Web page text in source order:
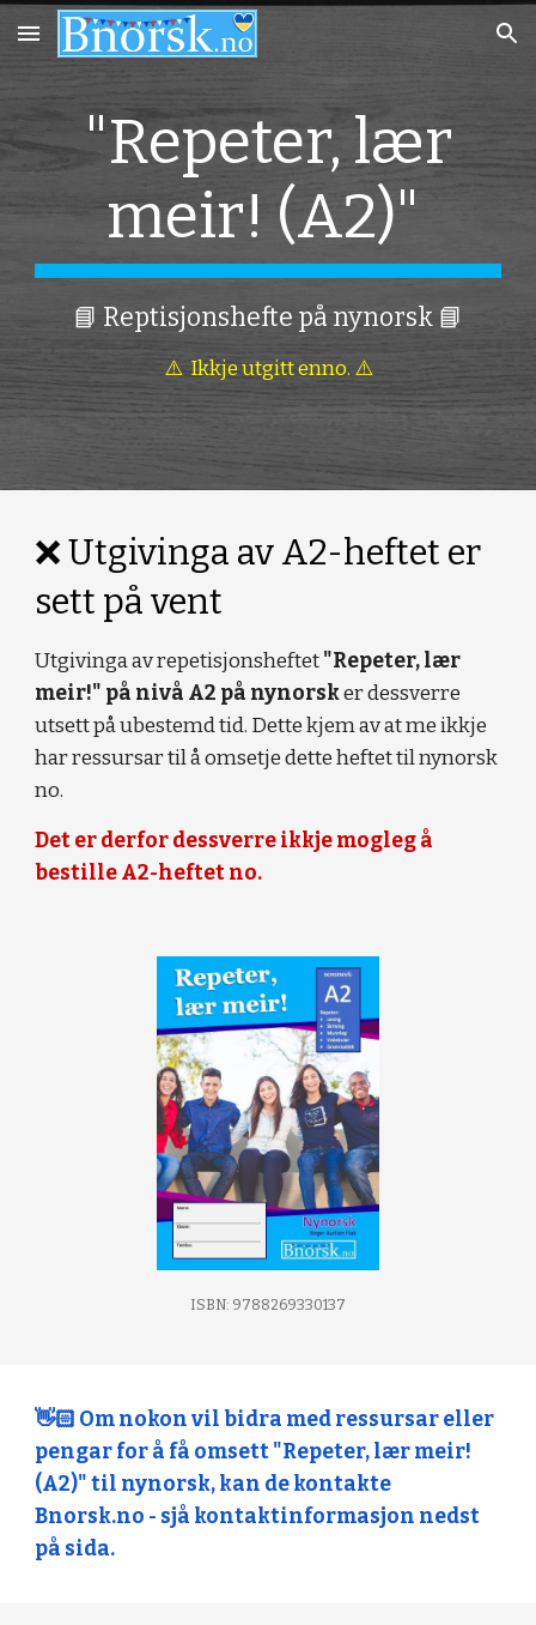
Skip to main content Skip to navigation
"Repeter, lær
meir! (A2)"
📘 Reptisjonshefte på nynorsk 📘
⚠️ Ikkje utgitt enno. ⚠️
❌ Utgivinga av A2-heftet er
sett på vent
Utgivinga av repetisjonsheftet"Repeter, lær
meir!" på nivå A2 på nynorsker dessverre
utsett på ubestemd tid. Dette kjem av at me ikkje
har ressursar til å omsetjedette heftet til nynorsk
no.
Det er derfor dessverre ikkje mogleg å
bestille A2-heftet no.
ISBN: 9788269330137
👋🏻 Om nokon vil bidra med ressursar eller
pengar for å få omsett "Repeter, lær meir!
(A2)" til nynorsk, kan de kontakte
Bnorsk.no - sjå kontaktinformasjon nedst
på sida.